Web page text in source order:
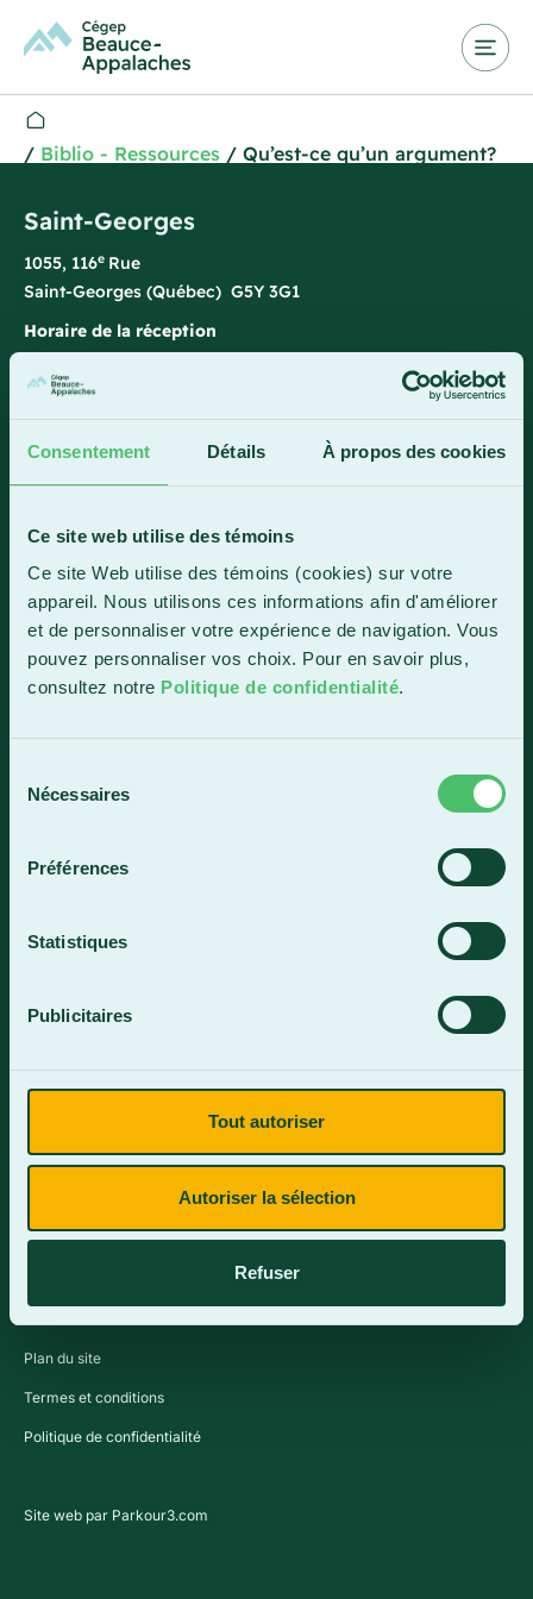
Consentement Détails À propos des cookies
Ce site web utilise des témoins
Ce site Web utilise des témoins (cookies) sur votre
appareil. Nous utilisons ces informations afin d'améliorer
et de personnaliser votre expérience de navigation. Vous
pouvez personnaliser vos choix. Pour en savoir plus,
consultez notre Politique de confidentialité.
Nécessaires
Préférences
Statistiques
Publicitaires
Tout autoriser
Autoriser la sélection
Refuser
/ Biblio - Ressources / Qu’est-ce qu’un argument?
Saint-Georges
1055, 116e Rue
Saint-Georges (Québec) G5Y 3G1
Horaire de la réception
Lundi-vendredi : 7 h 45 à 15 h 45
418 228-8896
Sainte-Marie
1150, boul. Vachon Nord
Sainte-Marie (Québec) G6E 0R1
Horaire de la réception
Lundi-vendredi : 7 h 30 à 15 h 30
Lac-Mégantic
Lac-Mégantic (Québec) G6B 3B4
Lundi-vendredi : 8 h à 16 h
Plan du site
Termes et conditions
Politique de confidentialité
Site web par Parkour3.com